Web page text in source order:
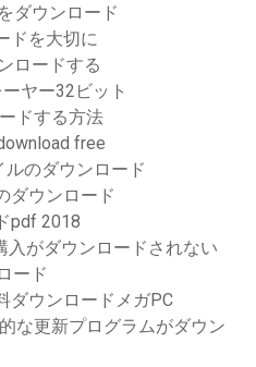
ダウンロード
ドを大切に
ロードする
ヤー32ビット
ドする方法
free
のダウンロード
ダウンロード
pdf 2018
入がダウンロードされない
ード
ダウンロードメガPC
な更新プログラムがダウン